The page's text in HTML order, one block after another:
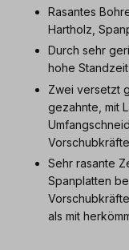
Rasantes
Hartholz,
Durch sehr
hohe
Zwei versetzt
gezahnte, mit
Sehr rasante
Spanplatten
als mit